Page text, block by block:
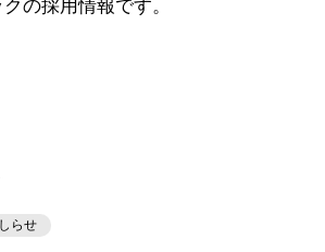
の採用情報です。
らせ